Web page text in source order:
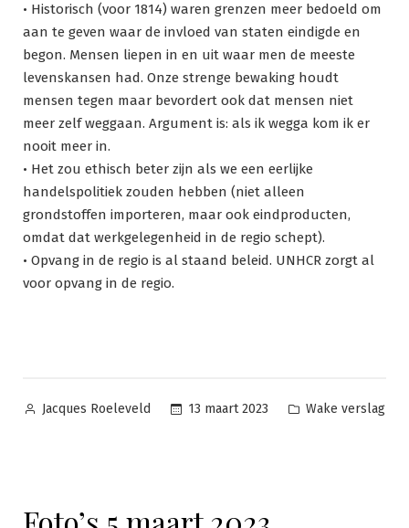
• Historisch (voor 1814) waren grenzen meer bedoeld om
aan te geven waar de invloed van staten eindigde en
begon. Mensen liepen in en uit waar men de meeste
levenskansen had. Onze strenge bewaking houdt
mensen tegen maar bevordert ook dat mensen niet
meer zelf weggaan. Argument is: als ik wegga kom ik er
nooit meer in.
• Het zou ethisch beter zijn als we een eerlijke
handelspolitiek zouden hebben (niet alleen
grondstoffen importeren, maar ook eindproducten,
omdat dat werkgelegenheid in de regio schept).
• Opvang in de regio is al staand beleid. UNHCR zorgt al
voor opvang in de regio.
Geplaatst
Jacques Roeleveld 13 maart 2023
Geplaatst
Wake verslag